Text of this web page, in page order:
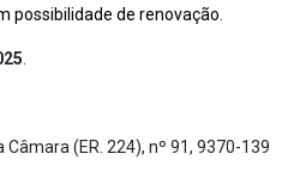
possibilidade de renovação.
(ER. 224), nº 91, 9370-139